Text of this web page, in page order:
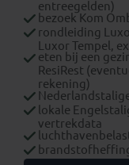
entreegelden)
bezoek Kom
rondleiding
Luxor Tempel,
eten bij een
ResiRest
rekening)
lokale
vertrekdata